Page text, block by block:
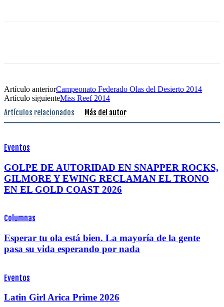
Artículo anteriorCampeonato Federado Olas del Desierto 2014
Artículo siguienteMiss Reef 2014
Artículos relacionados Más del autor
Eventos
GOLPE DE AUTORIDAD EN SNAPPER ROCKS,
GILMORE Y EWING RECLAMAN EL TRONO
EN EL GOLD COAST 2026
Columnas
Esperar tu ola está bien. La mayoría de la gente
pasa su vida esperando por nada
Eventos
Latin Girl Arica Prime 2026